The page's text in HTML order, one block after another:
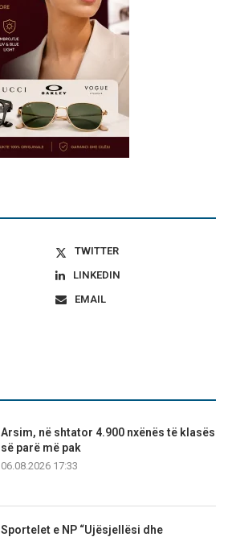
TWITTER
LINKEDIN
EMAIL
Arsim, në shtator 4.900 nxënës të klasës
së parë më pak
06.08.2026 17:33
Sportelet e NP “Ujësjellësi dhe